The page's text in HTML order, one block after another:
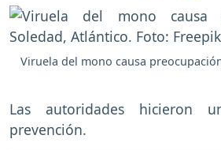
Viruela del mono causa
Las autoridades hicieron
prevención.